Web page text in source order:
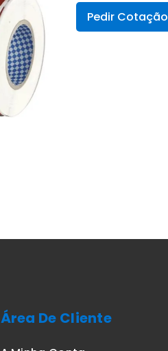
Pedir Cotação
Área De Cliente